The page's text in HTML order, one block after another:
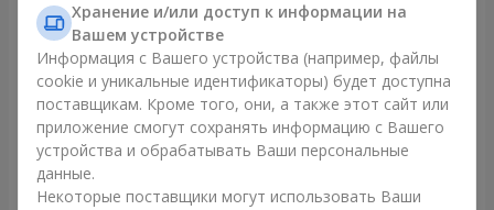
Шарик "Я тебя люблю"
Заказать
Фонтан шаров "Полярное
сияние"
Заказать
Хранение и/или доступ к информации на
Вашем устройстве
Информация с Вашего устройства (например, файлы
cookie и уникальные идентификаторы) будет доступна
поставщикам. Кроме того, они, а также этот сайт или
приложение смогут сохранять информацию с Вашего
устройства и обрабатывать Ваши персональные
данные.
Некоторые поставщики могут использовать Ваши